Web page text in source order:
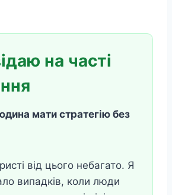
на часті
мати стратегію без
від цього небагато. Я
випадків, коли люди